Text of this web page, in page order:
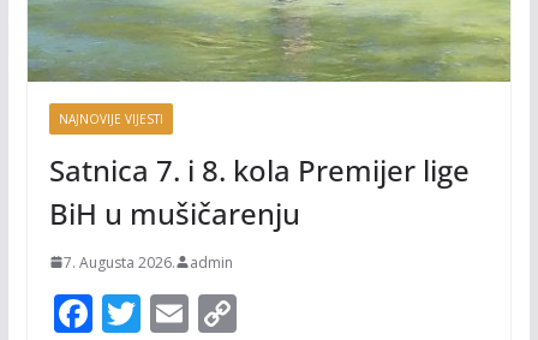
NAJNOVIJE VIJESTI
Satnica 7. i 8. kola Premijer lige
BiH u mušičarenju
7. Augusta 2026. admin
F T E C